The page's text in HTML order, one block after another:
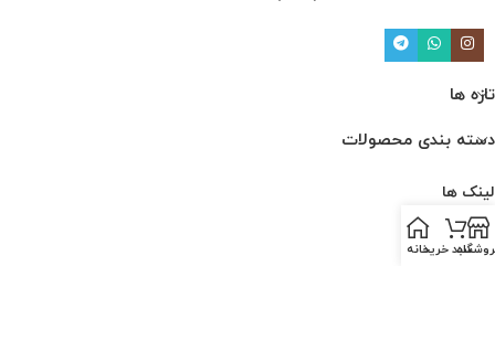
تازه ها
دسته بندی محصولات
لینک ها
ارتباط با ما
سبد خریدخانه